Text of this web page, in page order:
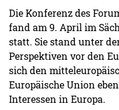
Die Konferenz des
fand am 9. April im
statt. Sie stand unter
Perspektiven vor den
sich den
Europäische Union
Interessen in Europa.